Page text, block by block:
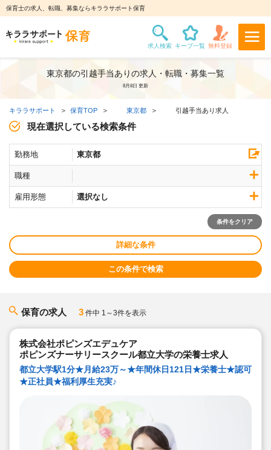
保育士の求人、転職、募集ならキララサポート保育
東京都の引越手当ありの求人・転職・募集一覧
8月8日 更新
キララサポート 保育TOP 東京都 引越手当あり求人
現在選択している検索条件
勤務地 東京都
職種
雇用形態 選択なし
条件をクリア
詳細な条件
この条件で検索
保育の求人 3 件中 1～3件を表示
株式会社ポピンズエデュケア
ポピンズナーサリースクール都立大学の栄養士求人
都立大学駅1分★月給23万～★年間休日121日★栄養士★認可
★正社員★福利厚生充実♪